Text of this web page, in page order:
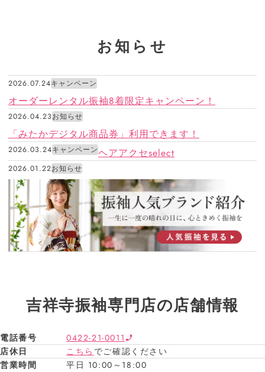
お知らせ
2026.07.24キャンペーン
オーダーレンタル振袖8着限定キャンペーン！
2026.04.23お知らせ
「みたかデジタル商品券」利用できます！
2026.03.24キャンペーンヘアアクセselect
2026.01.22お知らせ
吉祥寺振袖専門店の店舗情報
電話番号
0422-21-0011
店休日
こちら でご確認ください
営業時間
平日 10:00～18:00